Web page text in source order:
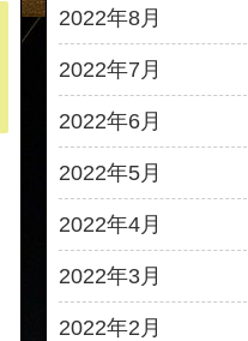
2022年8月
2022年7月
2022年6月
2022年5月
2022年4月
2022年3月
2022年2月